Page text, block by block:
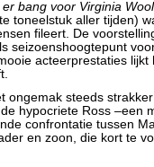
er bang voor Virginia
toneelstuk aller tijden)
fileert. De
seizoenshoogtepunt
acteerprestaties lijkt
ongemak steeds
hypocriete Ross –een
confrontatie tussen
en zoon, die kort te